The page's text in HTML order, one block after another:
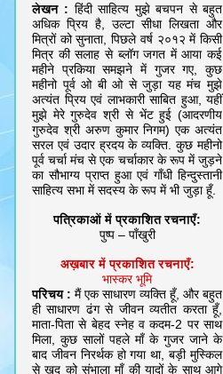
लेखन : हिंदी साहित्य मुझे बचपन से बहुत
अधिक प्रिय है, उल्टा सीधा लिखता और
मित्रों को सुनाता, पिछले वर्ष २०१२ में किसी
मित्र की सलाह से ब्लॉग जगत में आया कई
महीने प्रकिया समझने में गुजर गए, कुछ
महीनो पूर्व ओ बी ओ से जुड़ा यह मंच मुझे
अत्यंत प्रिय एवं लाभकारी साबित हुआ, यहीं
मुझे मेरे गुरुदेव श्री से भेंट हुई (आदरणीय
गुरुदेव श्री अरुण कुमार निगम) एक अत्यंत
सरल एवं उदार ह्रदय के व्यक्ति. कुछ महीनो
पूर्व चर्चा मंच से एक चर्चाकार के रूप में जुड़ने
का सौभाग्य प्राप्त हुआ एवं गाँधी हिन्दुस्तानी
साहित्य सभा में सदस्य के रूप में भी जुड़ा हूँ.
पत्रिकाओं में प्रकाशित रचनाएँ:
पुष्प – पाँखुरी
अख़बार में प्रकाशित रचनाएँ:
भास्कर भूमि
परिचय : मैं एक साधारण व्यक्ति हूँ, और बहुत
ही साधारण ढंग से जीवन व्यतीत करता हूँ,
माता-पिता से बेहद स्नेह व कदम-2 पर साथ
मिला, कुछ सालों पहले माँ के गुजर जाने के
बाद जीवन निरर्थक हो गया था, बड़ी मुस्किल
से खुद को संभाला माँ की यादों के साथ आगे